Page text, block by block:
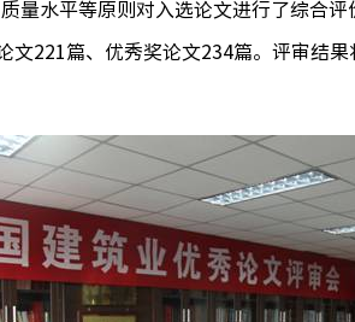
量水平等原则对入选论文进行了综合
文221篇、优秀奖论文234篇。评审结果